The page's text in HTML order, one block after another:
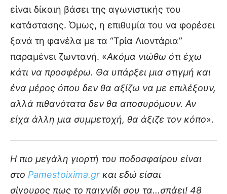
είναι δίκαιη βάσει της αγωνιστικής του
κατάστασης. Όμως, η επιθυμία του να φορέσει
ξανά τη φανέλα με τα “Τρία Λιοντάρια”
παραμένει ζωντανή. «Ακόμα νιώθω ότι έχω
κάτι να προσφέρω. Θα υπάρξει μια στιγμή και
ένα μέρος όπου δεν θα αξίζω να με επιλέξουν,
αλλά πιθανότατα δεν θα αποσυρόμουν. Αν
είχα άλλη μια συμμετοχή, θα άξιζε τον κόπο».
Η πιο μεγάλη γιορτή του ποδοσφαίρου είναι
στο Pamestoixima.gr και εδώ είσαι
σίγουρος πως το παιχνίδι σου τα…σπάει! 48